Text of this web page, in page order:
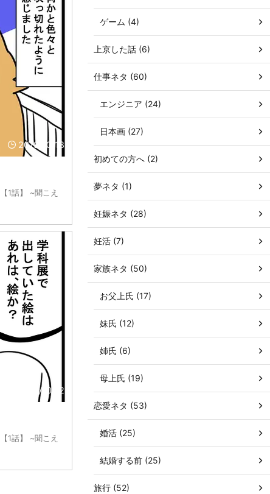
2019/10/18
1話】 ~聞こえ
2019/10/12
1話】 ~聞こえ
ゲーム (4)
上京した話 (6)
仕事ネタ (60)
エンジニア (24)
日本画 (27)
初めての方へ (2)
夢ネタ (1)
妊娠ネタ (28)
妊活 (7)
家族ネタ (50)
お父上氏 (17)
妹氏 (12)
姉氏 (6)
母上氏 (19)
恋愛ネタ (53)
婚活 (25)
結婚する前 (25)
旅行 (52)